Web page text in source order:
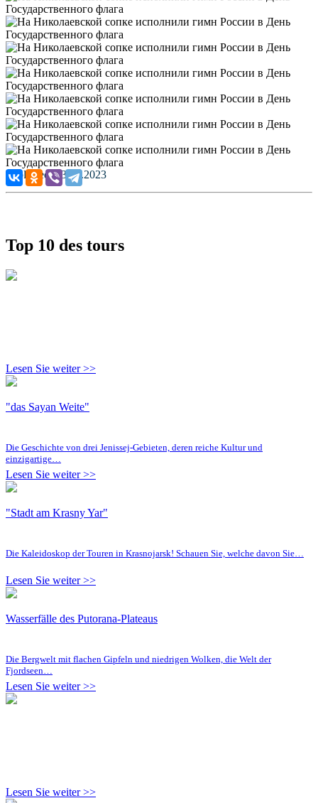
Published: 23.08.2023
Top 10 des tours
Lesen Sie weiter >>
"das Sayan Weite"
Die Geschichte von drei Jenissej-Gebieten, deren reiche Kultur und
einzigartige…
Lesen Sie weiter >>
"Stadt am Krasny Yar"
Die Kaleidoskop der Touren in Krasnojarsk! Schauen Sie, welche davon Sie…
Lesen Sie weiter >>
Wasserfälle des Putorana-Plateaus
Die Bergwelt mit flachen Gipfeln und niedrigen Wolken, die Welt der
Fjordseen…
Lesen Sie weiter >>
Lesen Sie weiter >>